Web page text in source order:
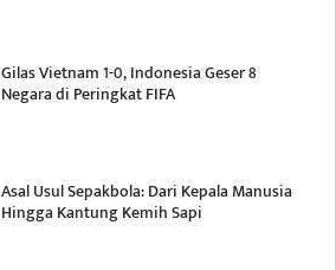
Gilas Vietnam 1-0, Indonesia Geser 8
Negara di Peringkat FIFA
Asal Usul Sepakbola: Dari Kepala Manusia
Hingga Kantung Kemih Sapi